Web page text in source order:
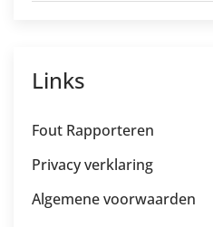
Links
Fout Rapporteren
Privacy verklaring
Algemene voorwaarden